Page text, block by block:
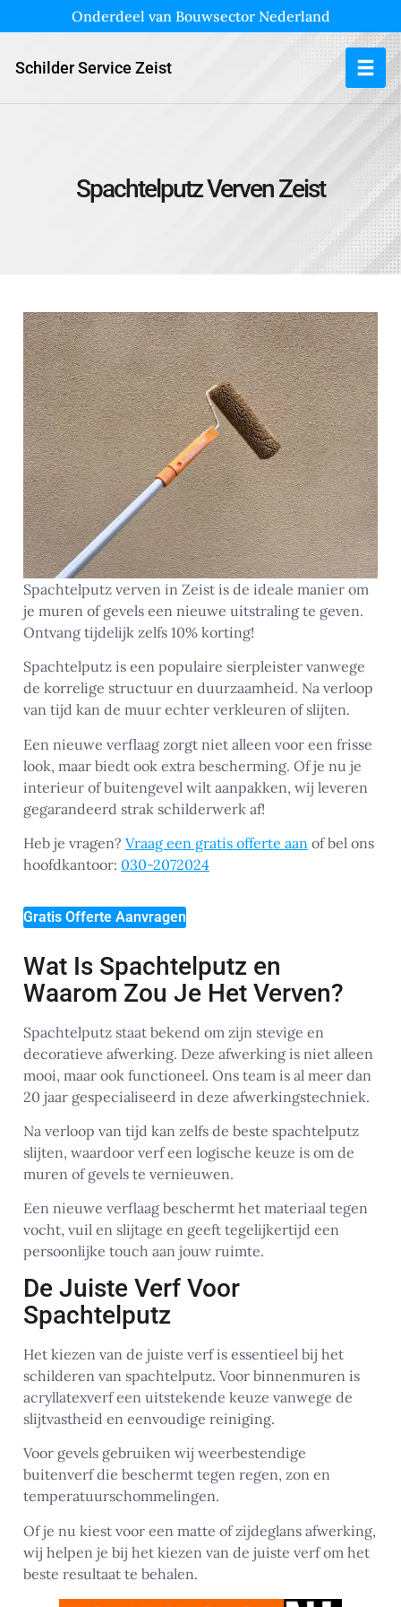
Onderdeel van Bouwsector Nederland
Schilder Service Zeist
Spachtelputz Verven Zeist
Spachtelputz verven in Zeist is de ideale manier om
je muren of gevels een nieuwe uitstraling te geven.
Ontvang tijdelijk zelfs 10% korting!
Spachtelputz is een populaire sierpleister vanwege
de korrelige structuur en duurzaamheid. Na verloop
van tijd kan de muur echter verkleuren of slijten.
Een nieuwe verflaag zorgt niet alleen voor een frisse
look, maar biedt ook extra bescherming. Of je nu je
interieur of buitengevel wilt aanpakken, wij leveren
gegarandeerd strak schilderwerk af!
Heb je vragen? Vraag een gratis offerte aan of bel ons
hoofdkantoor: 030-2072024
Gratis Offerte Aanvragen
Wat Is Spachtelputz en
Waarom Zou Je Het Verven?
Spachtelputz staat bekend om zijn stevige en
decoratieve afwerking. Deze afwerking is niet alleen
mooi, maar ook functioneel. Ons team is al meer dan
20 jaar gespecialiseerd in deze afwerkingstechniek.
Na verloop van tijd kan zelfs de beste spachtelputz
slijten, waardoor verf een logische keuze is om de
muren of gevels te vernieuwen.
Een nieuwe verflaag beschermt het materiaal tegen
vocht, vuil en slijtage en geeft tegelijkertijd een
persoonlijke touch aan jouw ruimte.
De Juiste Verf Voor
Spachtelputz
Het kiezen van de juiste verf is essentieel bij het
schilderen van spachtelputz. Voor binnenmuren is
acryllatexverf een uitstekende keuze vanwege de
slijtvastheid en eenvoudige reiniging.
Voor gevels gebruiken wij weerbestendige
buitenverf die beschermt tegen regen, zon en
temperatuurschommelingen.
Of je nu kiest voor een matte of zijdeglans afwerking,
wij helpen je bij het kiezen van de juiste verf om het
beste resultaat te behalen.